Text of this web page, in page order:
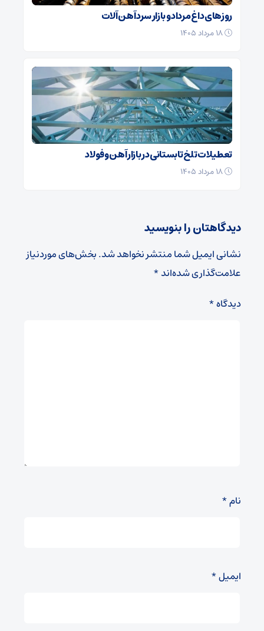
روزهای داغ مرداد و بازار سرد آهن‌ آلات
تعطیلات تلخ تابستانی در بازار آهن و فولاد
دیدگاهتان را بنویسید
نشانی ایمیل شما منتشر نخواهد شد.بخش‌های موردنیاز
علامت‌گذاری شده‌اند*
دیدگاه*
نام*
ایمیل*